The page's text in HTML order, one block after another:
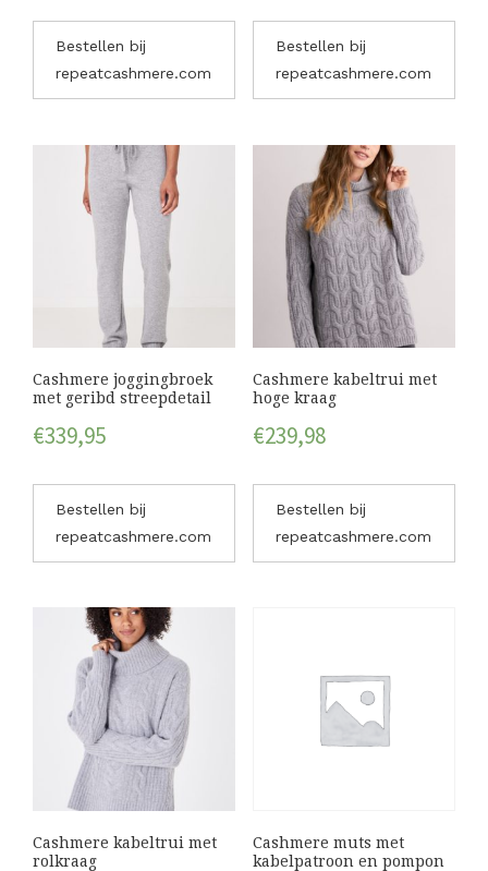
Bestellen bij
repeatcashmere.com
Bestellen bij
repeatcashmere.com
Cashmere joggingbroek
met geribd streepdetail
€339,95
Bestellen bij
repeatcashmere.com
Cashmere kabeltrui met
hoge kraag
€239,98
Bestellen bij
repeatcashmere.com
Cashmere kabeltrui met
rolkraag
Cashmere muts met
kabelpatroon en pompon